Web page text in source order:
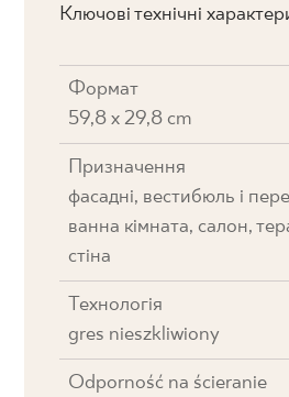
Ключові технічні
Формат
59,8 x 29,8 cm
Призначення
фасадні, вестибюль і
ванна кімната, салон,
стіна
Технологія
gres nieszkliwiony
Odporność na ścieranie